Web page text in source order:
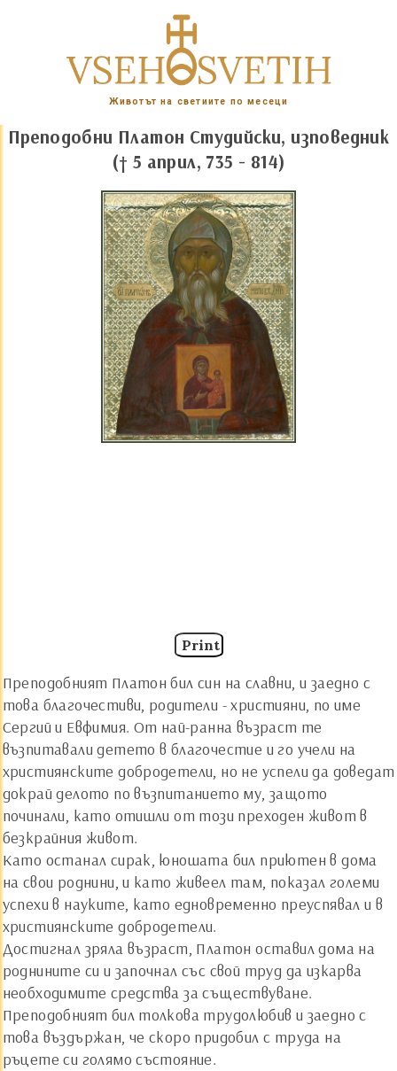
Животът на светиите по месеци
Преподобни Платон Студийски, изповедник
(† 5 април, 735 - 814)
Print
Преподобният Платон бил син на славни, и заедно с
това благочестиви, родители - християни, по име
Сергий и Евфимия. От най-ранна възраст те
възпитавали детето в благочестие и го учели на
християнските добродетели, но не успели да доведат
докрай делото по възпитанието му, защото
починали, като отишли от този преходен живот в
безкрайния живот.
Като останал сирак, юношата бил приютен в дома
на свои роднини, и като живеел там, показал големи
успехи в науките, като едновременно преуспявал и в
християнските добродетели.
Достигнал зряла възраст, Платон оставил дома на
роднините си и започнал със свой труд да изкарва
необходимите средства за съществуване.
Преподобният бил толкова трудолюбив и заедно с
това въздържан, че скоро придобил с труда на
ръцете си голямо състояние.